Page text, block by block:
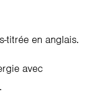
titrée en anglais.
avec
.